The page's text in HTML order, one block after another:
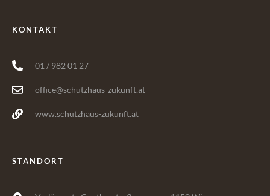
KONTAKT
01 / 982 01 27
office@schutzhaus-zukunft.at
www.schutzhaus-zukunft.at
STANDORT